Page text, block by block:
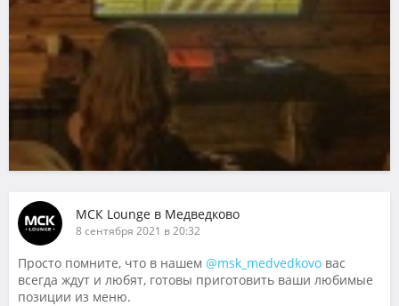
МСК Lounge в Медведково
8 сентября 2021 в 20:32
Просто помните, что в нашем @msk_medvedkovo вас
всегда ждут и любят, готовы приготовить ваши любимые
позиции из меню.